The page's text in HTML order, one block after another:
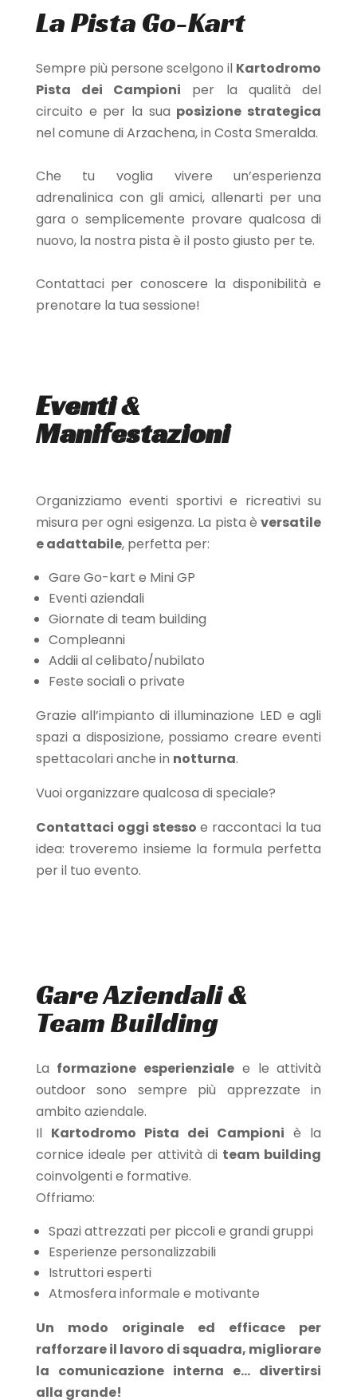
La Pista Go-Kart
Sempre più persone scelgono il Kartodromo
Pista dei Campioni per la qualità del
circuito e per la sua posizione strategica
nel comune di Arzachena, in Costa Smeralda.
Che tu voglia vivere un’esperienza
adrenalinica con gli amici, allenarti per una
gara o semplicemente provare qualcosa di
nuovo, la nostra pista è il posto giusto per te.
Contattaci per conoscere la disponibilità e
prenotare la tua sessione!
Eventi&
Manifestazioni
Organizziamo eventi sportivi e ricreativi su
misura per ogni esigenza. La pista èversatile
e adattabile, perfetta per:
Gare Go-kart e Mini GP
Eventi aziendali
Giornate di team building
Compleanni
Addii al celibato/nubilato
Feste sociali o private
Grazie all’impianto di illuminazione LED e agli
spazi a disposizione, possiamo creare eventi
spettacolari anche in notturna.
Vuoi organizzare qualcosa di speciale?
Contattaci oggi stesso e raccontaci la tua
idea: troveremo insieme la formula perfetta
per il tuo evento.
Gare Aziendali &
Team Building
La formazione esperienziale e le attività
outdoor sono sempre più apprezzate in
ambito aziendale.
Il Kartodromo Pista dei Campioni è la
cornice ideale per attività di team building
coinvolgenti e formative.
Offriamo:
Spazi attrezzati per piccoli e grandi gruppi
Esperienze personalizzabili
Istruttori esperti
Atmosfera informale e motivante
Un modo originale ed efficace per
rafforzare il lavoro di squadra, migliorare
la comunicazione interna e… divertirsi
alla grande!